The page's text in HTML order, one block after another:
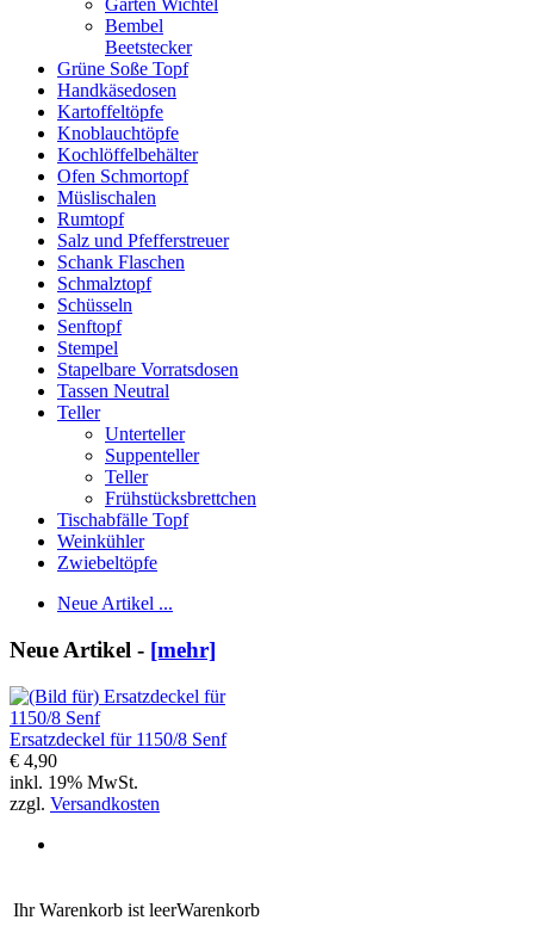
Garten Wichtel
Bembel
Beetstecker
Grüne Soße Topf
Handkäsedosen
Kartoffeltöpfe
Knoblauchtöpfe
Kochlöffelbehälter
Ofen Schmortopf
Müslischalen
Rumtopf
Salz und Pfefferstreuer
Schank Flaschen
Schmalztopf
Schüsseln
Senftopf
Stempel
Stapelbare Vorratsdosen
Tassen Neutral
Teller
Unterteller
Suppenteller
Teller
Frühstücksbrettchen
Tischabfälle Topf
Weinkühler
Zwiebeltöpfe
Neue Artikel ...
Neue Artikel - [mehr]
Ersatzdeckel für 1150/8 Senf
€ 4,90
inkl. 19% MwSt.
zzgl. Versandkosten
Ihr Warenkorb ist leerWarenkorb